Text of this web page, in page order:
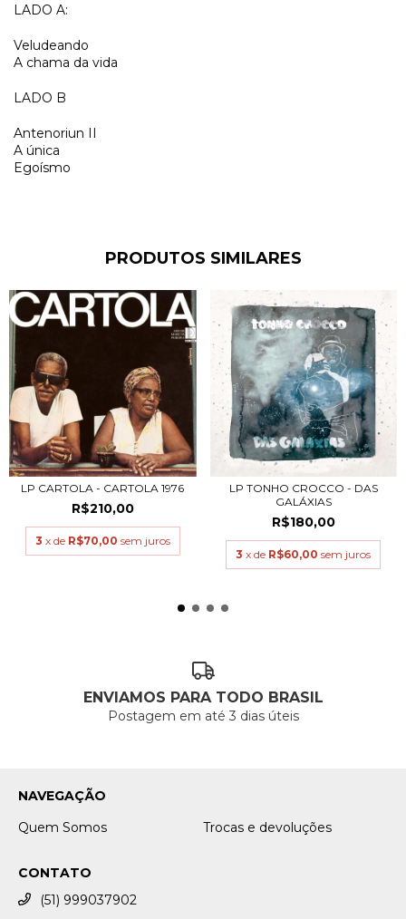
LADO A:
Veludeando
A chama da vida
LADO B
Antenoriun II
A única
Egoísmo
PRODUTOS SIMILARES
LP CARTOLA - CARTOLA 1976
R$210,00
3 x de R$70,00 sem juros
LP TONHO CROCCO - DAS
GALÁXIAS
R$180,00
3 x de R$60,00 sem juros
ENVIAMOS PARA TODO BRASIL
Postagem em até 3 dias úteis
NAVEGAÇÃO
Quem Somos
Trocas e devoluções
CONTATO
(51) 999037902